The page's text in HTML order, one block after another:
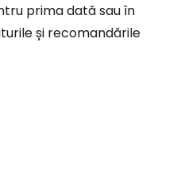
prima dată sau în
și recomandările